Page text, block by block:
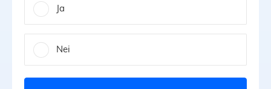
Ja
Nei